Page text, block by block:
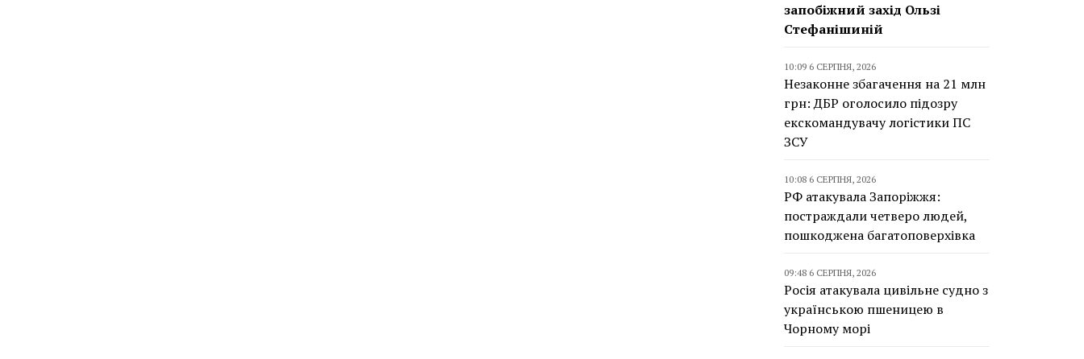
запобіжний захід Ользі
Стефанішиній
10:09 6 СЕРПНЯ, 2026
Незаконне збагачення на 21 млн
грн: ДБР оголосило підозру
екскомандувачу логістики ПС
ЗСУ
10:08 6 СЕРПНЯ, 2026
РФ атакувала Запоріжжя:
постраждали четверо людей,
пошкоджена багатоповерхівка
09:48 6 СЕРПНЯ, 2026
Росія атакувала цивільне судно з
українською пшеницею в
Чорному морі